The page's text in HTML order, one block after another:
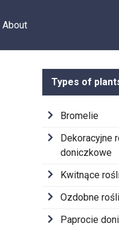
About
Types of
Bromelie
Dekoracyjne
doniczkowe
Kwitnące
Ozdobne
Paprocie